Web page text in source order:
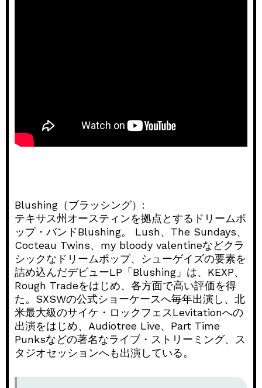
Blushing（ブラッシング）:
テキサス州オースティンを拠点とするドリームポ
ップ・バンドBlushing。 Lush、The Sundays、
Cocteau Twins、my bloody valentineなどクラ
シックなドリームポップ、シューゲイズの要素を
詰め込んだデビューLP「Blushing」は、KEXP、
Rough Tradeをはじめ、各方面で高い評価を得
た。SXSWの公式ショーケースへ毎年出演し、北
米最大級のサイケ・ロックフェスLevitationへの
出演をはじめ、Audiotree Live、Part Time
Punksなどの著名なライブ・ストリーミング、ス
タジオセッションへも出演している。